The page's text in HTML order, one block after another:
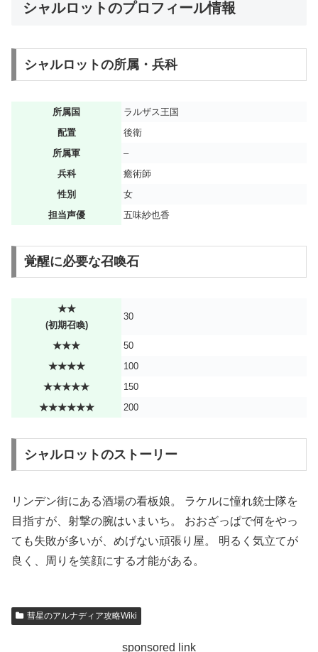
シャルロットのプロフィール情報
シャルロットの所属・兵科
所属国
ラルザス王国
配置
後衛
所属軍
–
兵科
癒術師
性別
女
担当声優
五味紗也香
覚醒に必要な召喚石
★★
(初期召喚)
30
★★★
50
★★★★
100
★★★★★
150
★★★★★★
200
シャルロットのストーリー
リンデン街にある酒場の看板娘。 ラケルに憧れ銃士隊を
目指すが、射撃の腕はいまいち。 おおざっぱで何をやっ
ても失敗が多いが、めげない頑張り屋。 明るく気立てが
良く、周りを笑顔にする才能がある。
彗星のアルナディア攻略Wiki
sponsored link